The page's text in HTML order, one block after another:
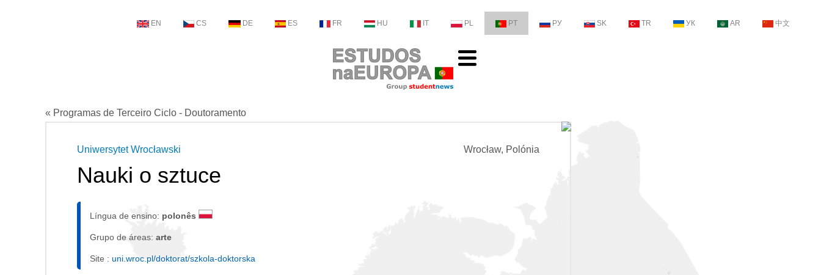
EN CS DE ES FR HU IT PL PT РУ SK TR УК AR 中文
« Programas de Terceiro Ciclo - Doutoramento
Wrocław, Polónia
Uniwersytet Wrocławski
Nauki o sztuce
Língua de ensino: polonês
Grupo de áreas: arte
Site : uni.wroc.pl/doktorat/szkola-doktorska